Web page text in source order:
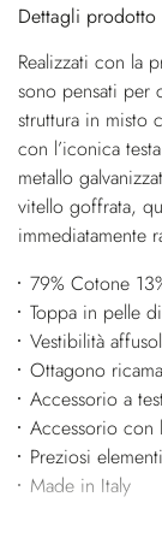
Dettagli prodotto
Realizzati con la
sono pensati per
struttura in misto
con l’iconica
metallo
vitello goffrata,
immediatamente
79% Cotone
Toppa in pelle
Vestibilità
Ottagono
Accessorio a
Accessorio
Preziosi
Made in Italy